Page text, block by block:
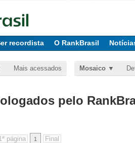
recordista O RankBrasil
Mais acessados Mosaico
pelo
1